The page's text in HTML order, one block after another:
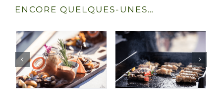
ENCORE QUELQUES-UNES…